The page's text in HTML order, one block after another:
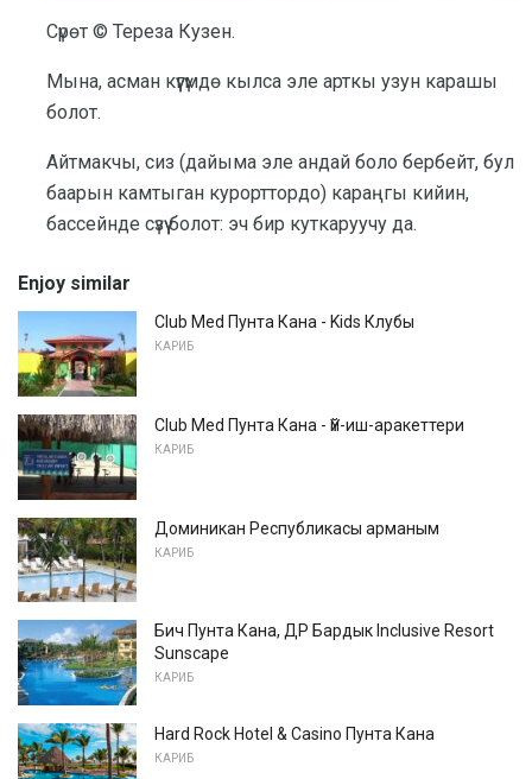
Сүрөт © Тереза ​​Кузен.
Мына, асман күүгүмдө кылса эле арткы узун карашы
болот.
Айтмакчы, сиз (дайыма эле андай боло бербейт, бул
баарын камтыган курорттордо) караңгы кийин,
бассейнде сүзүү болот: эч бир куткаруучу да.
Enjoy similar
Club Med Пунта Кана - Kids Клубы
КАРИБ
Club Med Пунта Кана - Үй-иш-аракеттери
КАРИБ
Доминикан Республикасы арманым
КАРИБ
Бич Пунта Кана, ДР Бардык Inclusive Resort
Sunscape
КАРИБ
Hard Rock Hotel & Casino Пунта Кана
КАРИБ